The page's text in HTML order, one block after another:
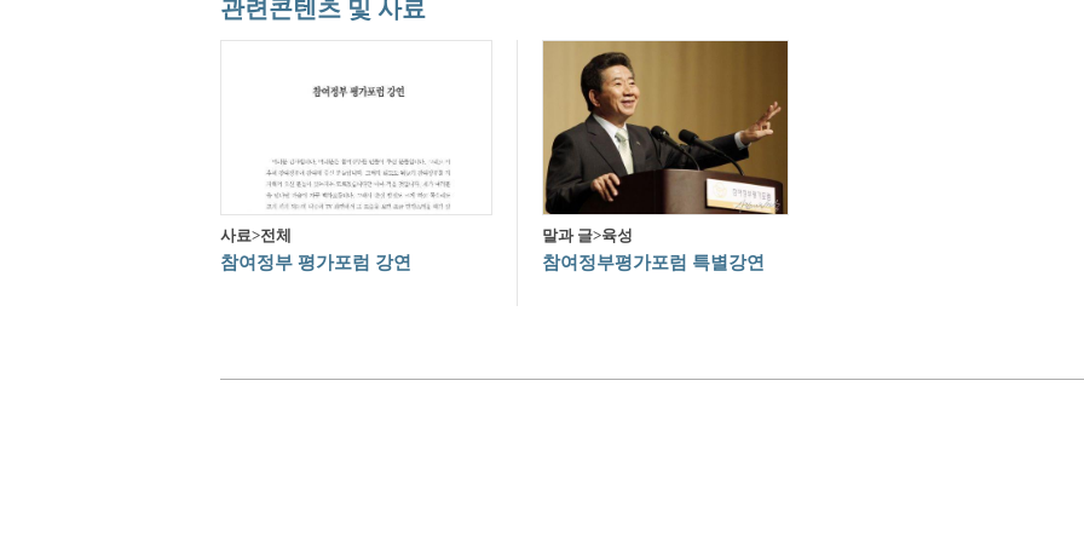
관련콘텐츠 및 사료
사료>전체
참여정부 평가포럼 강연
말과 글>육성
참여정부평가포럼 특별강연